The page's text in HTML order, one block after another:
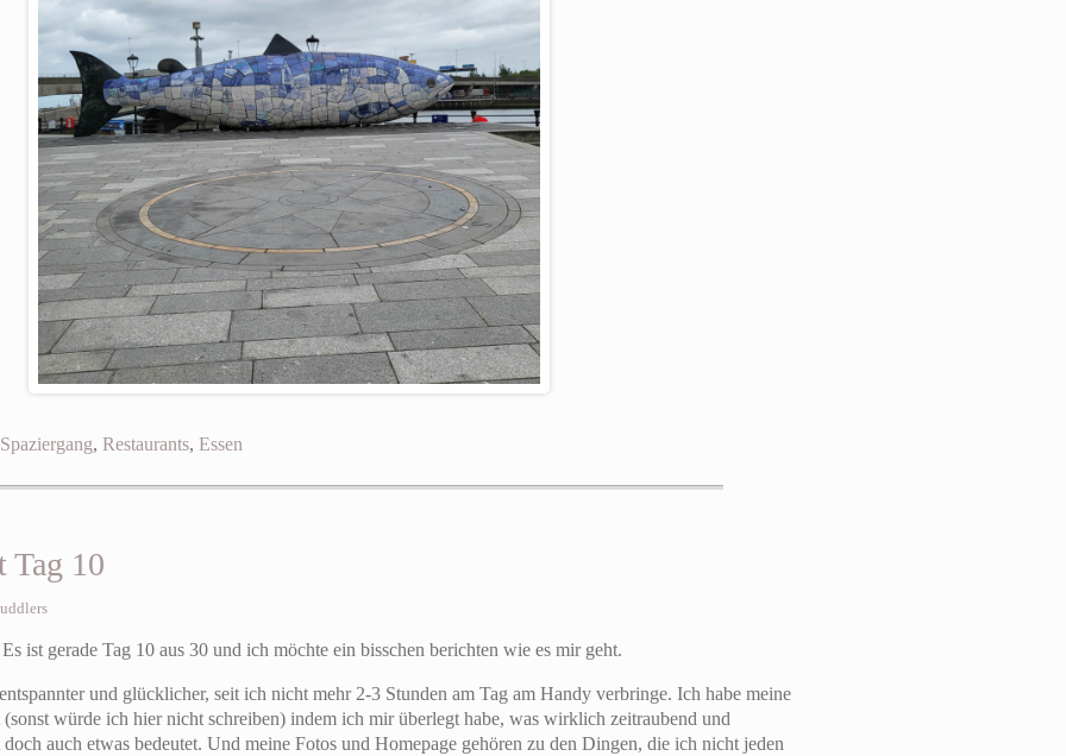
Spaziergang, Restaurants, Essen
Tag 10
ist gerade Tag 10 aus 30 und ich möchte ein bisschen berichten wie es mir geht.
und glücklicher, seit ich nicht mehr 2-3 Stunden am Tag am Handy verbringe. Ich habe meine
würde ich hier nicht schreiben) indem ich mir überlegt habe, was wirklich zeitraubend und
auch etwas bedeutet. Und meine Fotos und Homepage gehören zu den Dingen, die ich nicht jeden